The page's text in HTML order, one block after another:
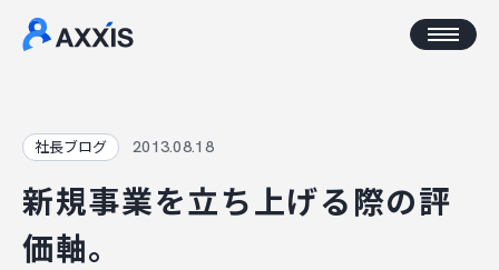
CORPORATE
企業情報
社長ブログ 2013.08.18
新規事業を立ち上げる際の評
価軸。